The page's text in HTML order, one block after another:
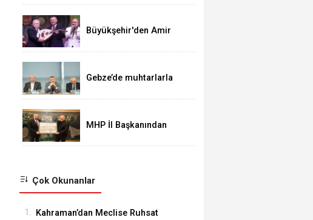
Büyükşehir'den Amir
gecesi
Gebze’de muhtarlarla
MHP İl Başkanından
Çok Okunanlar
1. Kahraman’dan Meclise Ruhsat